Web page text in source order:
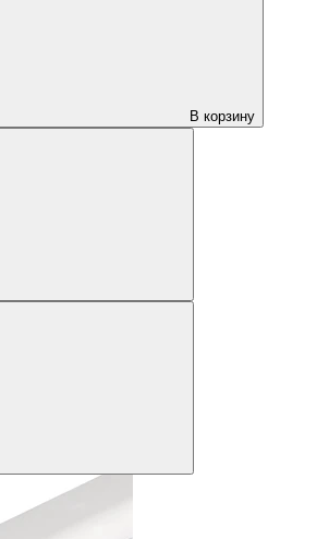
В корзину